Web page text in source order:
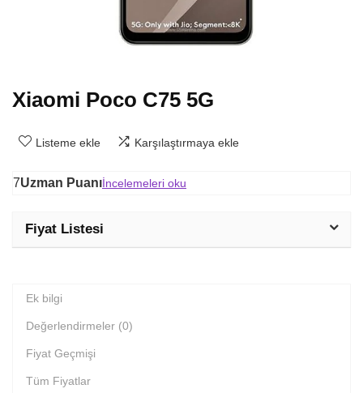
Xiaomi Poco C75 5G
Listeme ekle Karşılaştırmaya ekle
7Uzman Puanıİncelemeleri oku
Fiyat Listesi
Ek bilgi
Değerlendirmeler (0)
Fiyat Geçmişi
Tüm Fiyatlar